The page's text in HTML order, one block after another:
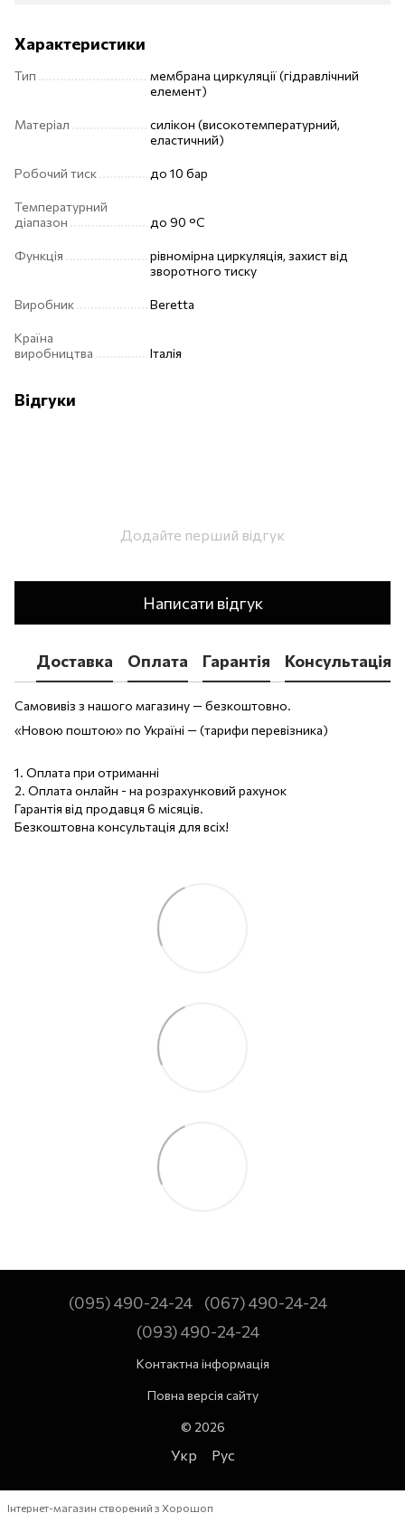
Характеристики
Тип
мембрана циркуляції (гідравлічний
елемент)
Матеріал
силікон (високотемпературний,
еластичний)
Робочий тиск до 10 бар
Температурний
діапазон
до 90 °C
Функція
рівномірна циркуляція, захист від
зворотного тиску
Виробник Beretta
Країна
виробництва
Італія
Відгуки
Додайте перший відгук
Написати відгук
Доставка Оплата Гарантія Консультація
Самовивіз з нашого магазину — безкоштовно.
«Новою поштою» по Україні — (тарифи перевізника)
1. Оплата при отриманні
2. Оплата онлайн - на розрахунковий рахунок
Гарантія від продавця 6 місяців.
Безкоштовна консультація для всіх!
(095) 490-24-24
(067) 490-24-24
(093) 490-24-24
Контактна інформація
Повна версія сайту
© 2026
Укр Рус
Інтернет-магазин створений з Хорошоп